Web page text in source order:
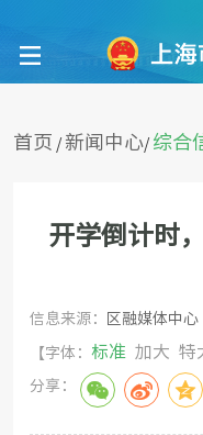
首页 /新闻中心/综合
开学倒计时
信息来源： 区融媒体中心
【字体： 标准 加大 特
分享：